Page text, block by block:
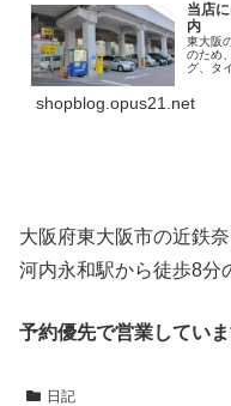
当店
内
東大阪
のため
グ、タ
shopblog.opus21.net
大阪府東大阪市の近鉄
河内永和駅から徒歩8分
予約優先で営業していま
日記